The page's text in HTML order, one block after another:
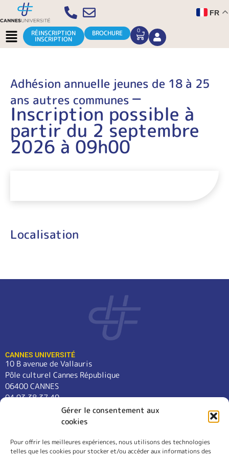
Gérer le consentement aux
cookies
Pour offrir les meilleures expériences, nous utilisons des technologies
telles que les cookies pour stocker et/ou accéder aux informations des
Aller
au
contenu
FR
Menu RÉINSCRIPTION
INSCRIPTION
BROCHURE 0
CART
Adhésion annuelle jeunes de 18 à 25
ans autres communes –
Inscription possible à
partir du 2 septembre
2026 à 09h00
Localisation
CANNES UNIVERSITÉ
10 B avenue de Vallauris
Pôle culturel Cannes République
06400 CANNES
04 93 38 37 49
contact@cannes-universite.fr
COURS
LANGUES